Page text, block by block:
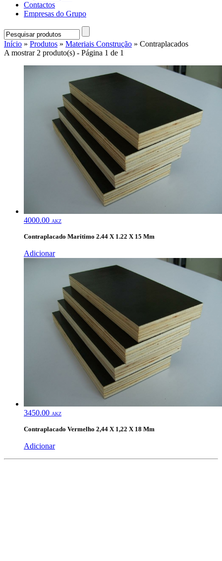
Contactos
Empresas do Grupo
Início » Produtos » Materiais Construção » Contraplacados
A mostrar 2 produto(s) - Página 1 de 1
4000.00 AKZ
Contraplacado Maritimo 2.44 X 1.22 X 15 Mm
Adicionar
3450.00 AKZ
Contraplacado Vermelho 2,44 X 1,22 X 18 Mm
Adicionar